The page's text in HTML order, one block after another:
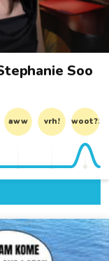
Soo
aww vrh! woot?!